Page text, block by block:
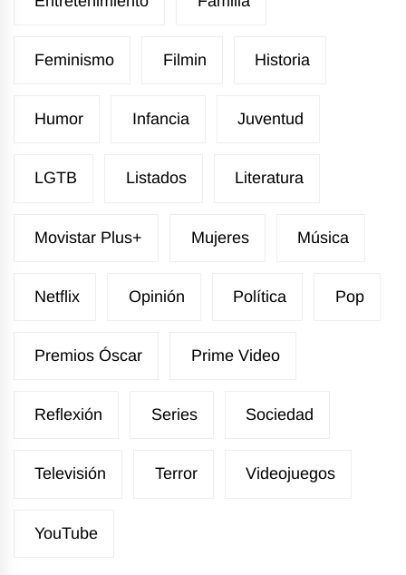
Feminismo Filmin Historia
Humor Infancia Juventud
LGTB Listados Literatura
Movistar Plus+ Mujeres Música
Netflix Opinión Política Pop
Premios Óscar Prime Video
Reflexión Series Sociedad
Televisión Terror Videojuegos
YouTube